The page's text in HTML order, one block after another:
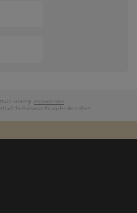
und zzgl. Versandkosten
Preisempfehlung des Herstellers